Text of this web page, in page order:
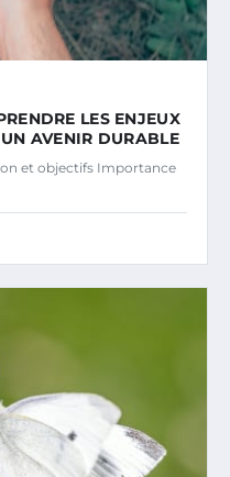
LES ENJEUX
AVENIR DURABLE
et objectifs Importance